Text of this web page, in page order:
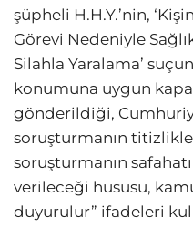
şüpheli H.H.Y.’nin,
Görevi Nedeniyle
Silahla Yaralama’
konumuna uygun
gönderildiği,
soruşturmanın
soruşturmanın
verileceği hususu,
duyurulur” ifadeleri